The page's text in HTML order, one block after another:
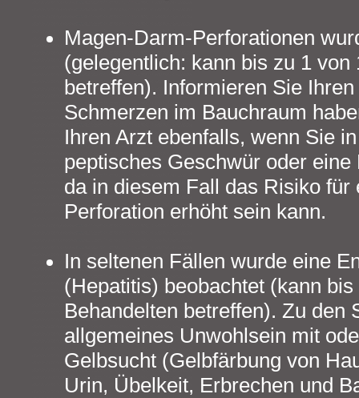
Magen-Darm-Perforationen
(gelegentlich: kann bis zu 1 von
betreffen). Informieren Sie
Schmerzen im Bauchraum
Ihren Arzt ebenfalls, wenn Sie
peptisches Geschwür oder
da in diesem Fall das Risiko für
Perforation erhöht sein kann.
In seltenen Fällen wurde eine
(Hepatitis) beobachtet (kann
Behandelten betreffen). Zu den
allgemeines Unwohlsein mit
Gelbsucht (Gelbfärbung von
Urin, Übelkeit, Erbrechen und